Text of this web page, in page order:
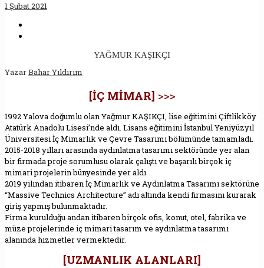
1 Şubat 2021
YAĞMUR KAŞIKÇI
YazarBahar Yıldırım
[İÇ MİMAR] >>>
1992 Yalova doğumlu olan Yağmur KAŞIKÇI, lise eğitimini Çiftlikköy
Atatürk Anadolu Lisesi’nde aldı. Lisans eğitimini İstanbul Yeniyüzyıl
Üniversitesi İç Mimarlık ve Çevre Tasarımı bölümünde tamamladı.
2015-2018 yılları arasında aydınlatma tasarımı sektöründe yer alan
bir firmada proje sorumlusu olarak çalıştı ve başarılı birçok iç
mimari projelerin bünyesinde yer aldı.
2019 yılından itibaren İç Mimarlık ve Aydınlatma Tasarımı sektörüne
“Massive Technics Architecture” adı altında kendi firmasını kurarak
giriş yapmış bulunmaktadır.
Firma kurulduğu andan itibaren birçok ofis, konut, otel, fabrika ve
müze projelerinde iç mimari tasarım ve aydınlatma tasarımı
alanında hizmetler vermektedir.
[UZMANLIK ALANLARI]